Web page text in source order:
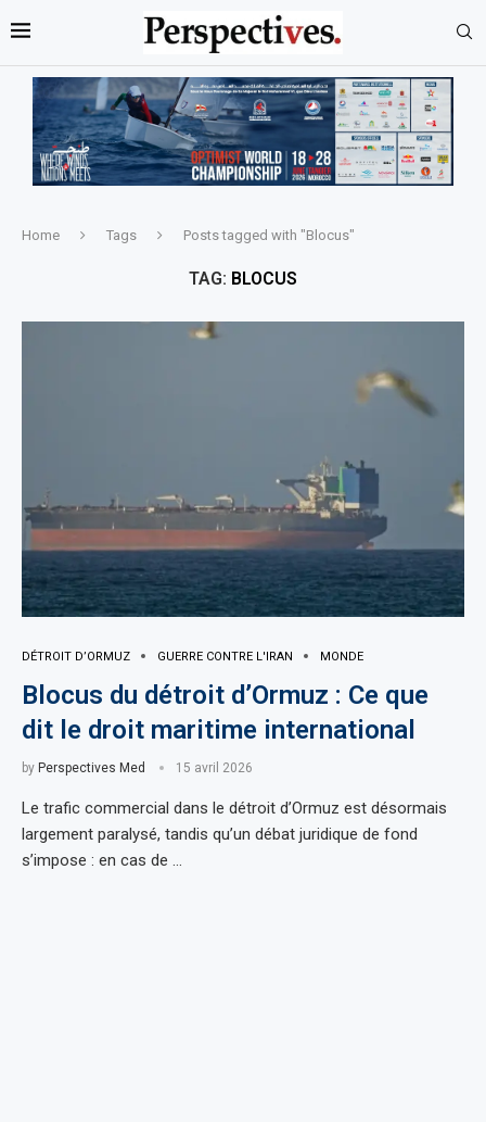
Home Tags Posts tagged with "Blocus"
TAG: BLOCUS
DÉTROIT D’ORMUZ GUERRE CONTRE L'IRAN MONDE
Blocus du détroit d’Ormuz : Ce que
dit le droit maritime international
by Perspectives Med 15 avril 2026
Le trafic commercial dans le détroit d’Ormuz est désormais
largement paralysé, tandis qu’un débat juridique de fond
s’impose : en cas de …